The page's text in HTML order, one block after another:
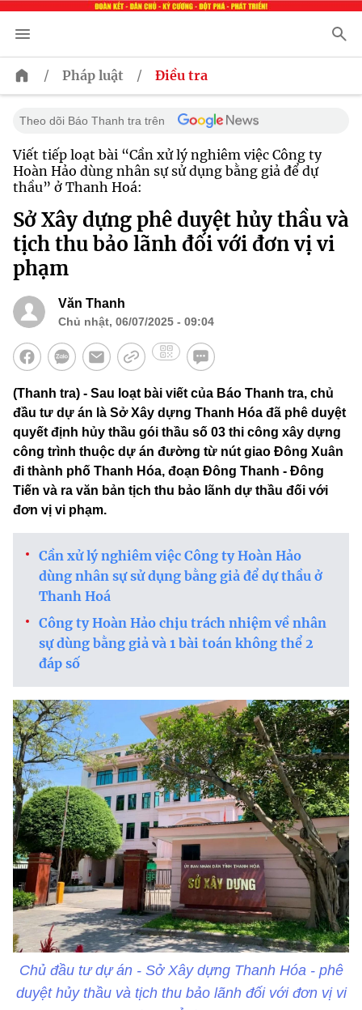
/ Pháp luật / Điều tra
Theo dõi Báo Thanh tra trên
Viết tiếp loạt bài “Cần xử lý nghiêm việc Công ty
Hoàn Hảo dùng nhân sự sử dụng bằng giả để dự
thầu” ở Thanh Hoá:
Sở Xây dựng phê duyệt hủy thầu và
tịch thu bảo lãnh đối với đơn vị vi
phạm
Văn Thanh
Chủ nhật, 06/07/2025 - 09:04
(Thanh tra) - Sau loạt bài viết của Báo Thanh tra, chủ
đầu tư dự án là Sở Xây dựng Thanh Hóa đã phê duyệt
quyết định hủy thầu gói thầu số 03 thi công xây dựng
công trình thuộc dự án đường từ nút giao Đông Xuân
đi thành phố Thanh Hóa, đoạn Đông Thanh - Đông
Tiến và ra văn bản tịch thu bảo lãnh dự thầu đối với
đơn vị vi phạm.
Cần xử lý nghiêm việc Công ty Hoàn Hảo
dùng nhân sự sử dụng bằng giả để dự thầu ở
Thanh Hoá
Công ty Hoàn Hảo chịu trách nhiệm về nhân
sự dùng bằng giả và 1 bài toán không thể 2
đáp số
Chủ đầu tư dự án - Sở Xây dựng Thanh Hóa - phê
duyệt hủy thầu và tịch thu bảo lãnh đối với đơn vị vi